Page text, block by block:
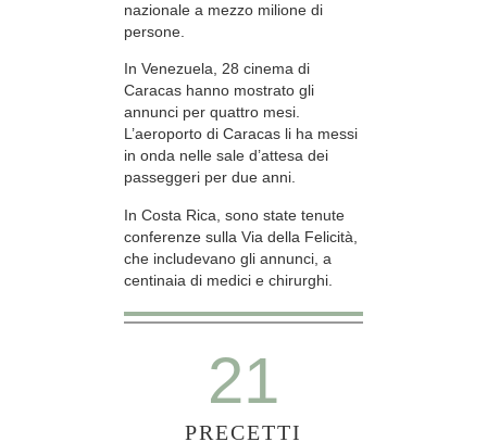
nazionale a mezzo milione di
persone.
In Venezuela, 28 cinema di
Caracas hanno mostrato gli
annunci per quattro mesi.
L’aeroporto di Caracas li ha messi
in onda nelle sale d’attesa dei
passeggeri per due anni.
In Costa Rica, sono state tenute
conferenze sulla Via della Felicità,
che includevano gli annunci, a
centinaia di medici e chirurghi.
21
PRECETTI